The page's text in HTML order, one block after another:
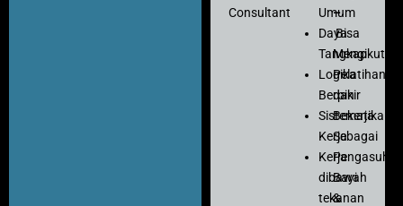
Consultant
Umum
Daya
Tangkap
Logika
Berpikir
Sistematika
Kerja
Kerja
dibawah
tekanan
–
Bisa
Mengikuti
Pelatihan
dan
Bekerja
Sebagai
Pengasuh
Bayi
&